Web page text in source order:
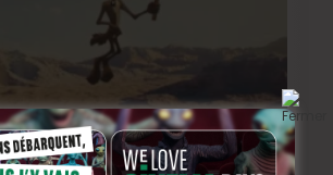
», le film maudit de Hollywood a
de sortie !